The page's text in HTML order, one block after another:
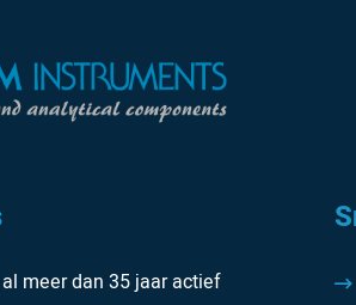
meer dan 35 jaar actief